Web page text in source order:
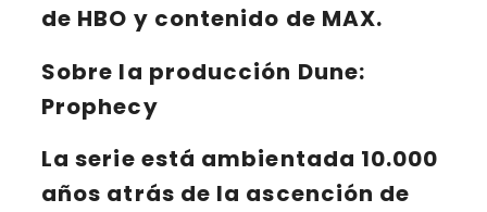
de HBO y contenido de MAX.
Sobre la producción Dune:
Prophecy
La serie está ambientada 10.000
años atrás de la ascención de